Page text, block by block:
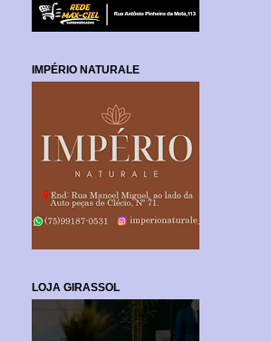
IMPÉRIO NATURALE
LOJA GIRASSOL